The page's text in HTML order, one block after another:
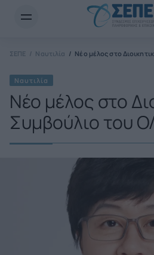
ΣΕΠΕ Ναυτιλία Νέο μέλος στο
Ναυτιλία
Νέο μέλος στο
Συμβούλιο του
Newsletter Email*